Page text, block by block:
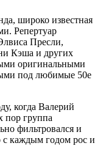
широко известная
Репертуар
Пресли,
Кэша и других
оригинальными
под любимые 50е
когда Валерий
пор группа
фильтровался и
с каждым годом рос и